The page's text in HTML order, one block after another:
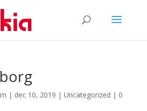
| dec 10, 2019 | Uncategorized | 0